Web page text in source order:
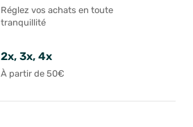
Réglez vos achats en toute
tranquillité
2x, 3x, 4x
À partir de 50€